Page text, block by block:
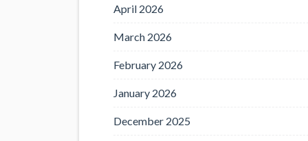
April 2026
March 2026
February 2026
January 2026
December 2025